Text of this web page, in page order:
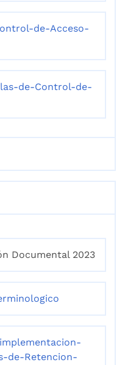
de-Acceso-
de-Control-de-
Documental 2023
de-Retencion-